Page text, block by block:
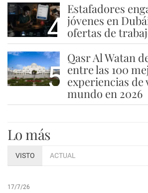
4
Estafadores
jóvenes en
ofertas de
5
Qasr Al Watan
entre las 100
experiencias de
mundo en 2026
Lo más
VISTO ACTUAL
17/7/26